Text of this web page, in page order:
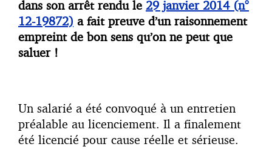
dans son arrêt rendu le 29 janvier 2014 (n°
12-19872) a fait preuve d’un raisonnement
empreint de bon sens qu’on ne peut que
saluer !
Un salarié a été convoqué à un entretien
préalable au licenciement. Il a finalement
été licencié pour cause réelle et sérieuse.